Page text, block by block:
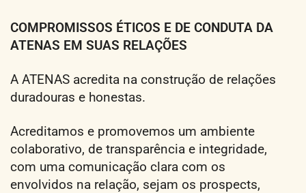
COMPROMISSOS ÉTICOS E DE CONDUTA DA
ATENAS EM SUAS RELAÇÕES
A ATENAS acredita na construção de relações
duradouras e honestas.
Acreditamos e promovemos um ambiente
colaborativo, de transparência e integridade,
com uma comunicação clara com os
envolvidos na relação, sejam os prospects,